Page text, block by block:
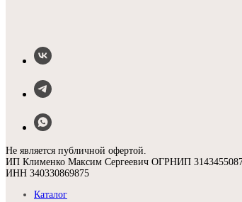
Не является публичной офертой.
ИП Клименко Максим Сергеевич ОГРНИП
ИНН 340330869875
Каталог